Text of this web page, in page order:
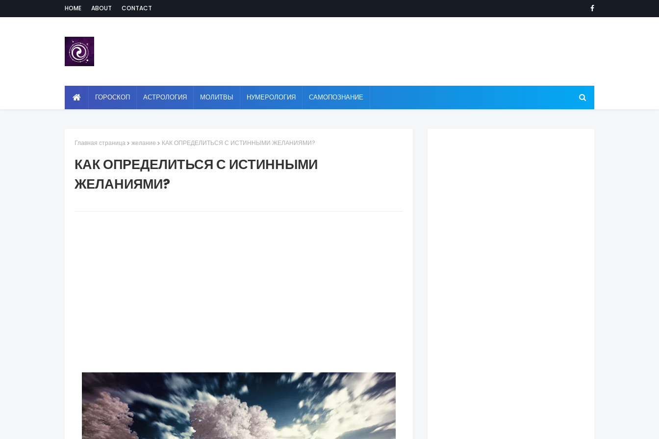
HOME ABOUT CONTACT
ГОРОСКОП АСТРОЛОГИЯ МОЛИТВЫ НУМЕРОЛОГИЯ САМОПОЗНАНИЕ
Главная страница желание КАК ОПРЕДЕЛИТЬСЯ С ИСТИННЫМИ ЖЕЛАНИЯМИ?
КАК ОПРЕДЕЛИТЬСЯ С ИСТИННЫМИ
ЖЕЛАНИЯМИ?